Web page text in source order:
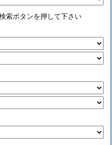
索ボタンを押して下さい